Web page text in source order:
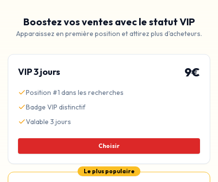
Boostez vos ventes avec le statut VIP
Apparaissez en première position et attirez plus d'acheteurs.
VIP3 jours 9€
Position #1 dans les recherches
Badge VIP distinctif
Valable 3 jours
Choisir
Le plus populaire